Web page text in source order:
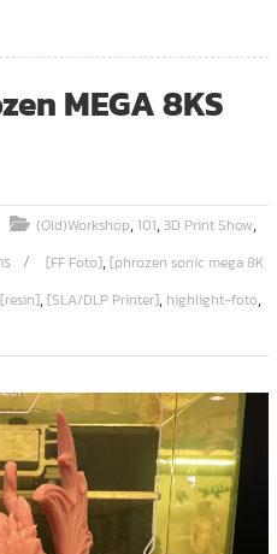
MEGA 8KS
(Old)Workshop,101,3D Print Show,
ร [FF Foto],[phrozen sonic mega 8K
[resin],[SLA/DLP Printer], highlight-foto,